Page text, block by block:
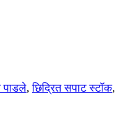
पाडले,छिद्रित सपाट स्टॉक,